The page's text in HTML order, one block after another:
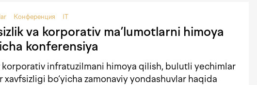
Конференция IT
va korporativ ma’lumotlarni himoya
konferensiya
korporativ infratuzilmani himoya qilish, bulutli yechimlar
xavfsizligi bo‘yicha zamonaviy yondashuvlar haqida